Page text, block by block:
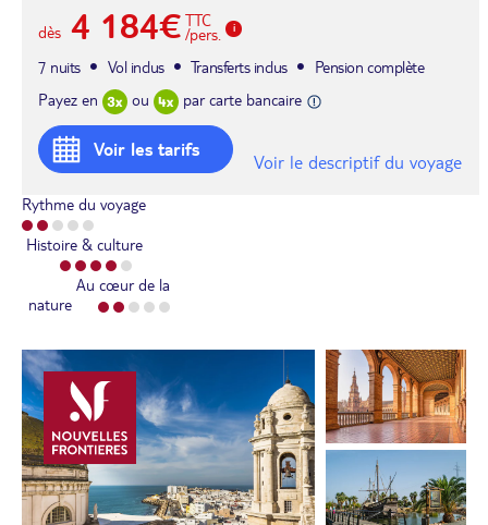
dès 4 184€ TTC
/pers.
7 nuits
Vol inclus Transferts inclus
Pension complète
Payez en
ou par carte bancaire
Voir les tarifs
Voir le descriptif du voyage
Rythme du voyage
Histoire & culture
Au cœur de la
nature